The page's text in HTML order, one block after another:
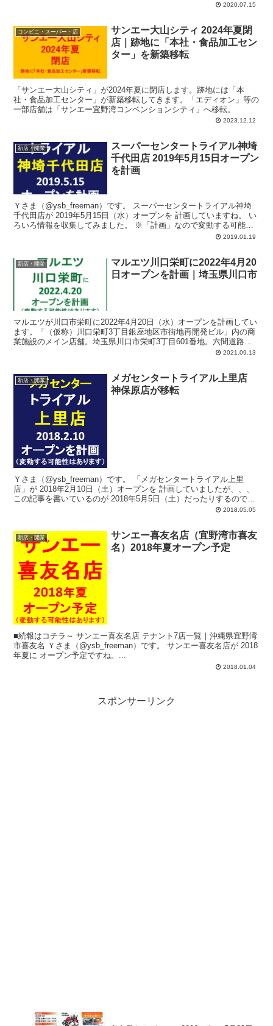
2020.07.15
コンビニ・スーパー・店
サンエー大山シティ 2024年夏閉
店｜跡地に「本社・食品加工セン
ター」を新築移転
「サンエー大山シティ」が2024年夏に閉店します。跡地には「本
社・食品加工センター」が新築移転してきます。「エディオン」等の
一部店舗は「サンエー宜野湾コンベンションシティ」へ移転。
2023.12.12
新店・開業
スーパーセンタートライアル神埼
千代田店 2019年5月15日オープン
を計画
Ｙさま（@ysb_freeman）です。 スーパーセンタートライアル神埼
千代田店が 2019年5月15日（水）オープンを 計画していますね。 い
ろいろ情報を収集してみました。 ※「計画」なので変動する可能性
2019.01.19
新店・開業
マルエツ川口栄町に2022年4月20
日オープンを計画｜埼玉県川口市
マルエツが川口市栄町に2022年4月20日（水）オープンを計画してい
ます。「（仮称）川口栄町3丁目銀座地区市街地再開発ビル」内の商
業施設のメイン店舗。埼玉県川口市栄町3丁目601番地。六間道路沿
い。「業務スーパー川口駅前店」の向かい側あたり。建物の高さ100
2021.09.13
新店・開業
メガセンタートライアル上里店
神保原店が移転
Ｙさま（@ysb_freeman）です。 「メガセンタートライアル上里
店」が 2018年2月10日（土）オープンを 計画していましたが、、、
この記事を書いているのが 2018年5月5日（土）だったりするので
2018.05.05
新店・開業
サンエー喜友名店（宜野湾市喜友
名）2018年夏オープン予定
■続報はコチラ～ サンエー喜友名店 テナント7店一覧｜沖縄県宜野湾
市喜友名 Ｙさま（@ysb_freeman）です。 サンエー喜友名店が 2018
年夏に オープン予定ですね。...
2018.01.04
スポンサーリンク